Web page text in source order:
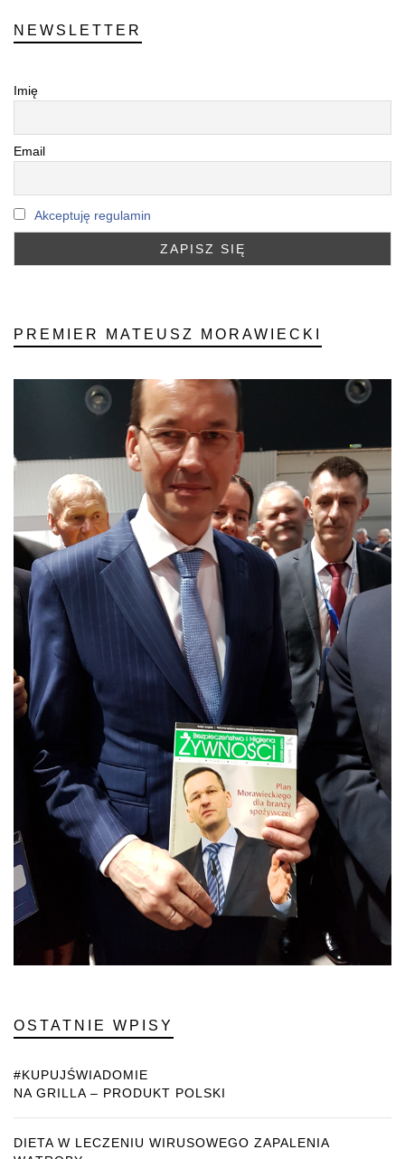
NEWSLETTER
Imię
Email
Akceptuję regulamin
PREMIER MATEUSZ MORAWIECKI
OSTATNIE WPISY
#KUPUJŚWIADOMIE
NA GRILLA – PRODUKT POLSKI
DIETA W LECZENIU WIRUSOWEGO ZAPALENIA